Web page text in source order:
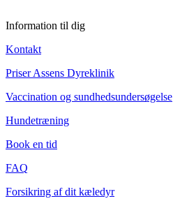
Information til dig
Kontakt
Priser Assens Dyreklinik
Vaccination og sundhedsundersøgelse
Hundetræning
Book en tid
FAQ
Forsikring af dit kæledyr